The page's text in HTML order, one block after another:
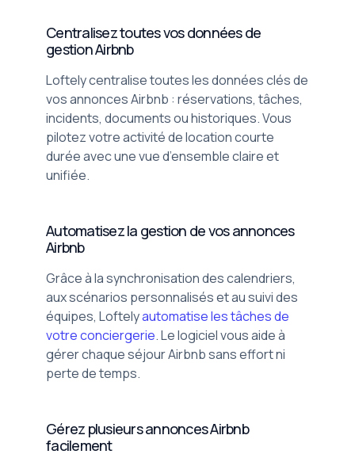
Centralisez toutes vos données de
gestion Airbnb
Loftely centralise toutes les données clés de
vos annonces Airbnb : réservations, tâches,
incidents, documents ou historiques. Vous
pilotez votre activité de location courte
durée avec une vue d’ensemble claire et
unifiée.
Automatisez la gestion de vos annonces
Airbnb
Grâce à la synchronisation des calendriers,
aux scénarios personnalisés et au suivi des
équipes, Loftelyautomatise les tâches de
votre conciergerie. Le logiciel vous aide à
gérer chaque séjour Airbnb sans effort ni
perte de temps.
Gérez plusieurs annonces Airbnb
facilement